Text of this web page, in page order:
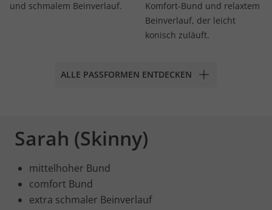
und schmalem Beinverlauf.
Komfort-Bund und relaxtem
Beinverlauf, der leicht
konisch zuläuft.
ALLE PASSFORMEN ENTDECKEN
Sarah (Skinny)
mittelhoher Bund
comfort Bund
extra schmaler Beinverlauf